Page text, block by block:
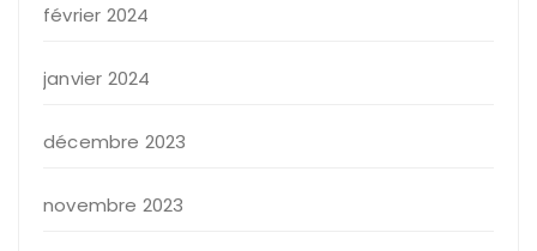
février 2024
janvier 2024
décembre 2023
novembre 2023